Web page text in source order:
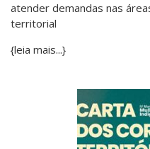
atender demandas nas
territorial
{leia mais...}